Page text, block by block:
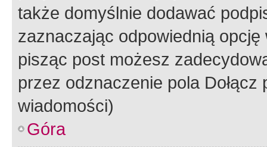
także domyślnie dodawać
zaznaczając odpowiednią
pisząc post możesz
przez odznaczenie pola
wiadomości)
Góra